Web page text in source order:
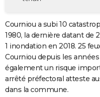
COPAINS D'AVANT
S'inscrire
Se connecter
Lycées
Collèges
Primaires
Universités
Entreprises
Service militaire
Avis de recherche
AVIS DE DÉCÈS
FORUM
Bricolage
Lifestyle
Culture
Sport
Auto
Television
Voyage
Cinema
Courniou a subi 10
1980, la dernière datant de
1 inondation en 2018. 25
Courniou depuis les
également un risque
arrêté préfectoral atteste
dans la commune.